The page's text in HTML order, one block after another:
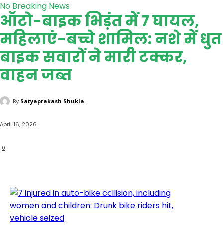
No Breaking News
ऑटो-बाइक भिड़ंत में 7 घायल,
महिलाएं-बच्चे शामिल: नशे में धुत
बाइक सवारों ने मारी टक्कर,
वाहन जब्त
By Satyaprakash Shukla
April 16, 2026
0